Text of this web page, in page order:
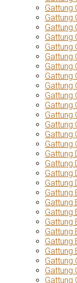
Gattung
Gattung
Gattung
Gattung
Gattung
Gattung
Gattung
Gattung
Gattung
Gattung
Gattung
Gattung
Gattung
Gattung
Gattung
Gattung
Gattung
Gattung
Gattung
Gattung
Gattung
Gattung
Gattung
Gattung
Gattung
Gattung
Gattung
Gattung
Gattung